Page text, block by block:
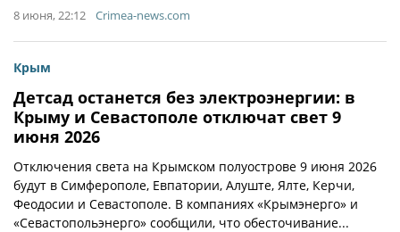
8 июня, 22:12 Crimea-news.com
Крым
Детсад останется без электроэнергии: в
Крыму и Севастополе отключат свет 9
июня 2026
Отключения света на Крымском полуострове 9 июня 2026
будут в Симферополе, Евпатории, Алуште, Ялте, Керчи,
Феодосии и Севастополе. В компаниях «Крымэнерго» и
«Севастопольэнерго» сообщили, что обесточивание...